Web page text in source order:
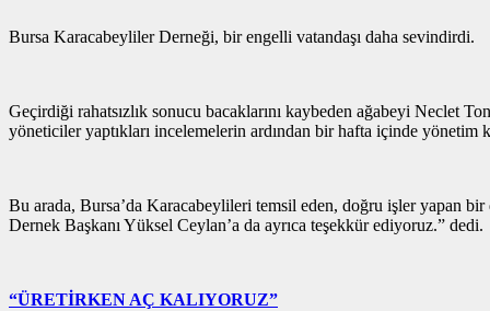
Bursa Karacabeyliler Derneği, bir engelli vatandaşı daha sevindirdi.
Geçirdiği rahatsızlık sonucu bacaklarını kaybeden ağabeyi Neclet
yöneticiler yaptıkları incelemelerin ardından bir hafta içinde
Bu arada, Bursa’da Karacabeylileri temsil eden, doğru işler yapan
Dernek Başkanı Yüksel Ceylan’a da ayrıca teşekkür ediyoruz.” dedi.
“ÜRETİRKEN AÇ KALIYORUZ”